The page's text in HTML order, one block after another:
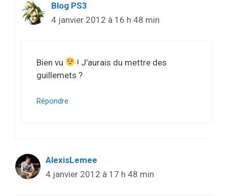
Blog PS3
4 janvier 2012 à 16 h 48 min
Bien vu
! J’aurais du mettre des
guillemets ?
Répondre
AlexisLemee
4 janvier 2012 à 17 h 48 min